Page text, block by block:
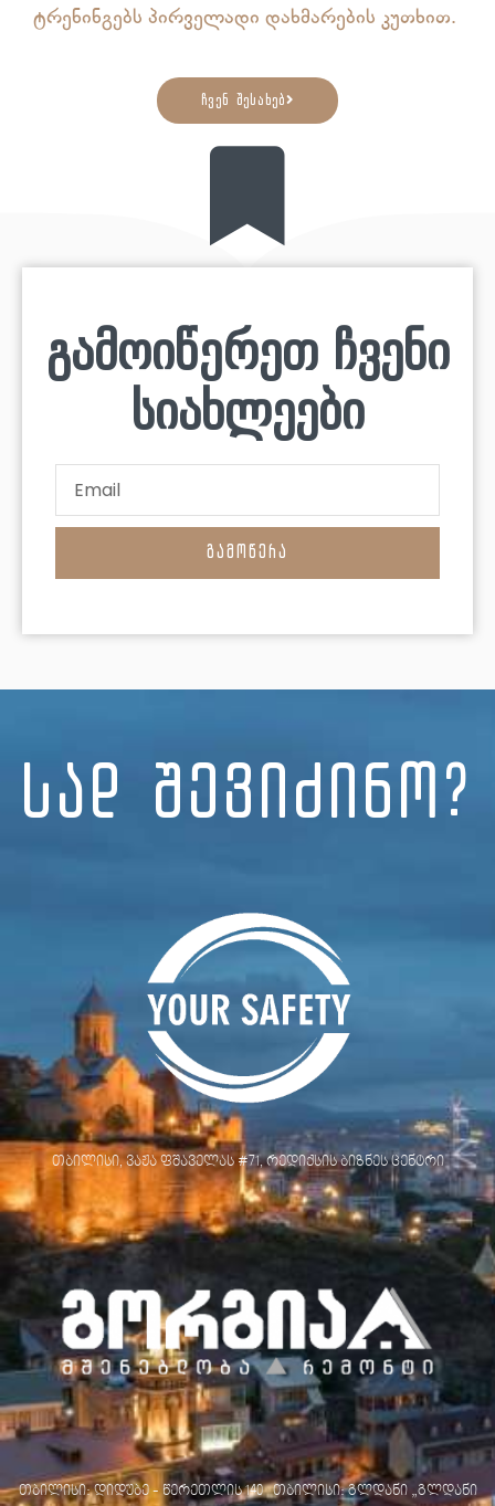
ტრენინგებს პირველადი დახმარების კუთხით.
ჩვენ შესახებ
გამოიწერეთ ჩვენი
სიახლეები
ᲒᲐᲛᲝᲬᲔᲠᲐ
სად შევიძინო?
თბილისი, ვაჟა ფშაველას #71, რედიქსის ბიზნეს ცენტრი
თბილისი: დიდუბე - წერეთლის 140 თბილისი: გლდანი „გლდანი